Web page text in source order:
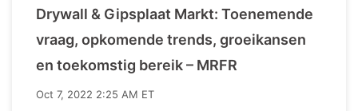
Drywall & Gipsplaat Markt: Toenemende
vraag, opkomende trends, groeikansen
en toekomstig bereik – MRFR
Oct 7, 2022 2:25 AM ET